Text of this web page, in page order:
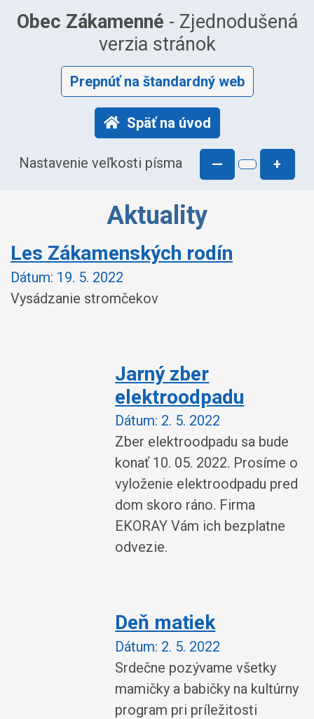
Obec Zákamenné - Zjednodušená
verzia stránok
Prepnúť na štandardný web
Späť na úvod
Nastavenie veľkosti písma — +
Aktuality
Les Zákamenských rodín
Dátum: 19. 5. 2022
Vysádzanie stromčekov
Jarný zber
elektroodpadu
Dátum: 2. 5. 2022
Zber elektroodpadu sa bude
konať 10. 05. 2022. Prosíme o
vyloženie elektroodpadu pred
dom skoro ráno. Firma
EKORAY Vám ich bezplatne
odvezie.
Deň matiek
Dátum: 2. 5. 2022
Srdečne pozývame všetky
mamičky a babičky na kultúrny
program pri príležitosti